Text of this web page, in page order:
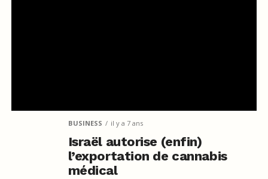
BUSINESS il y a 7 ans
Israël autorise (enfin)
l’exportation de cannabis
médical